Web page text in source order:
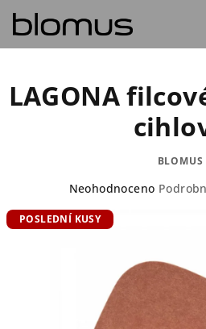
obsah
LAGONA
BLOMUS
Průměrné
produktu
hvězdiček.
Neohodnoceno
POSLEDNÍ KUSY